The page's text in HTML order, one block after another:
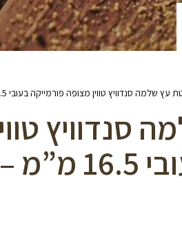
שלמה סנדוויץ טווין מצופה פורמייקה בעובי 16.5 מ”מ – גוון אלון נקי
סנדוויץ
נקי
16.5 מ"מ - גוון אלון נקי